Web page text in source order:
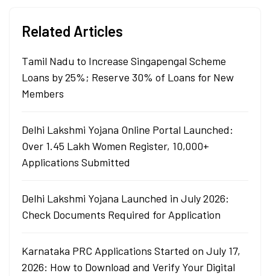
Related Articles
Tamil Nadu to Increase Singapengal Scheme
Loans by 25%; Reserve 30% of Loans for New
Members
Delhi Lakshmi Yojana Online Portal Launched:
Over 1.45 Lakh Women Register, 10,000+
Applications Submitted
Delhi Lakshmi Yojana Launched in July 2026:
Check Documents Required for Application
Karnataka PRC Applications Started on July 17,
2026: How to Download and Verify Your Digital